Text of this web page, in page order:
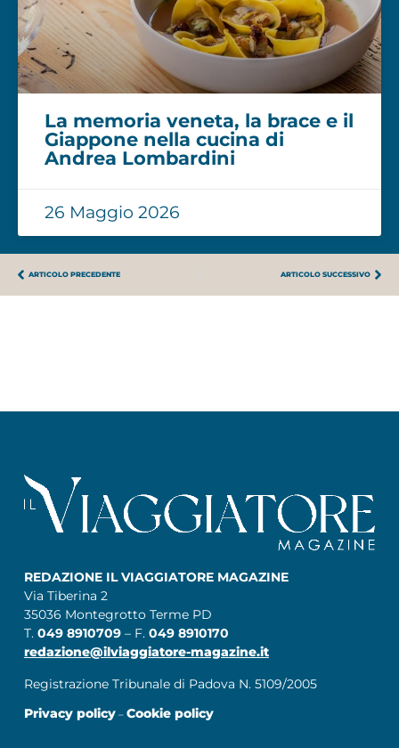
La memoria veneta, la brace e il
Giappone nella cucina di
Andrea Lombardini
26 Maggio 2026
ARTICOLO PRECEDENTE ARTICOLO SUCCESSIVO
REDAZIONE IL VIAGGIATORE MAGAZINE
Via Tiberina 2
35036 Montegrotto Terme PD
T. 049 8910709 – F. 049 8910170
redazione@ilviaggiatore-magazine.it
Registrazione Tribunale di Padova N. 5109/2005
Privacy policy– Cookie policy